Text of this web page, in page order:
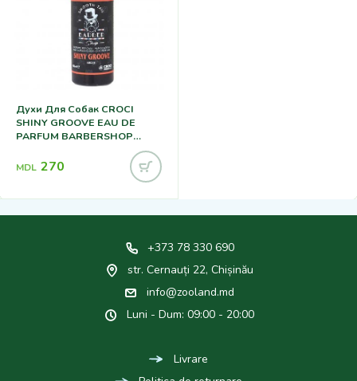
Духи Для Собак CROCI
SHINY GROOVE EAU DE
PARFUM BARBERSHOP
MDL 270
+373 78 330 690
str. Cernauți 22, Chișinău
info@zooland.md
Luni - Dum: 09:00 - 20:00
Livrare